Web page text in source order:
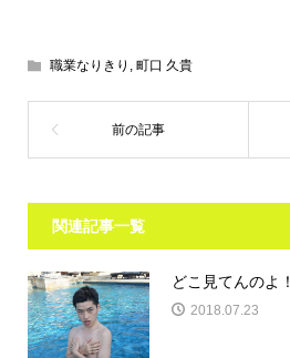
職業なりきり , 町口 久貴
関連記事一覧
どこ見てんのよ！
2018.07.23